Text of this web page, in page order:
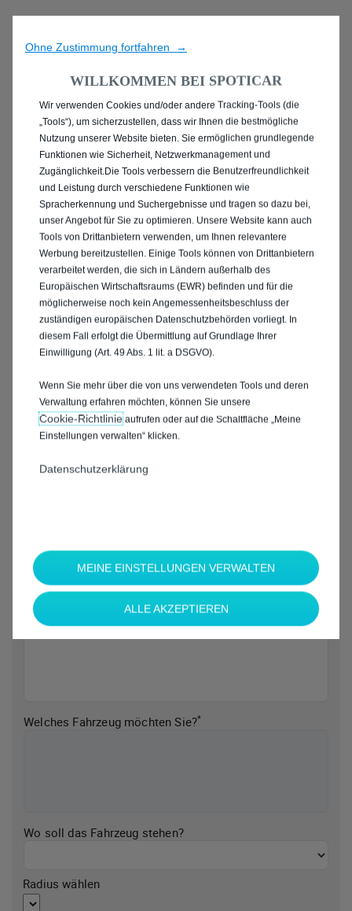
ENTDECKEN SIE ALLE
MIT BENZIN / MILD-
HYBRID ANTRIEB IN
SALZGITTER
Welche Marke möchten Sie?*
Welches Fahrzeug möchten Sie?*
Wo soll das Fahrzeug stehen?
Radius wählen
Ohne Zustimmung fortfahren →
WILLKOMMEN BEI SPOTICAR
Wir verwenden Cookies und/oder andere Tracking-Tools (die
„Tools“), um sicherzustellen, dass wir Ihnen die bestmögliche
Nutzung unserer Website bieten. Sie ermöglichen grundlegende
Funktionen wie Sicherheit, Netzwerkmanagement und
Zugänglichkeit.Die Tools verbessern die Benutzerfreundlichkeit
und Leistung durch verschiedene Funktionen wie
Spracherkennung und Suchergebnisse und tragen so dazu bei,
unser Angebot für Sie zu optimieren. Unsere Website kann auch
Tools von Drittanbietern verwenden, um Ihnen relevantere
Werbung bereitzustellen. Einige Tools können von Drittanbietern
verarbeitet werden, die sich in Ländern außerhalb des
Europäischen Wirtschaftsraums (EWR) befinden und für die
möglicherweise noch kein Angemessenheitsbeschluss der
zuständigen europäischen Datenschutzbehörden vorliegt. In
diesem Fall erfolgt die Übermittlung auf Grundlage Ihrer
Einwilligung (Art. 49 Abs. 1 lit. a DSGVO).
Wenn Sie mehr über die von uns verwendeten Tools und deren
Verwaltung erfahren möchten, können Sie unsere
Cookie‑Richtlinieaufrufen oder auf die Schaltfläche „Meine
Einstellungen verwalten“ klicken.
Datenschutzerklärung
MEINE EINSTELLUNGEN VERWALTEN
ALLE AKZEPTIEREN